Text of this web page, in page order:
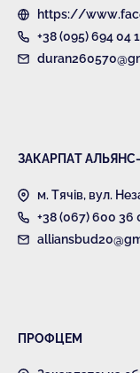
https://
+38 (095) 694 04
ЗАКАРПАТ
м. Тячів, вул.
+38 (067) 600 36
ПРОФЦЕМ